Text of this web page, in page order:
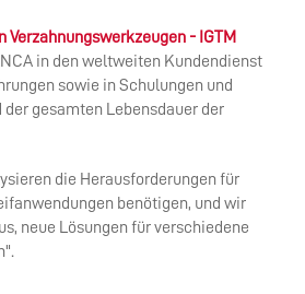
Verzahnungswerkzeugen - IGTM
in den weltweiten Kundendienst
sowie in Schulungen und
gesamten Lebensdauer der
die Herausforderungen für
benötigen, und wir
neue Lösungen für verschiedene